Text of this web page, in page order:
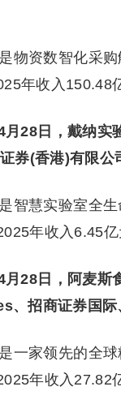
物资数智化采
年收入150.48
月28日，戴纳实
券(香港)有限公
智慧实验室全
年收入6.45
月28日，阿麦斯
、招商证券国际
一家领先的全
年收入27.82